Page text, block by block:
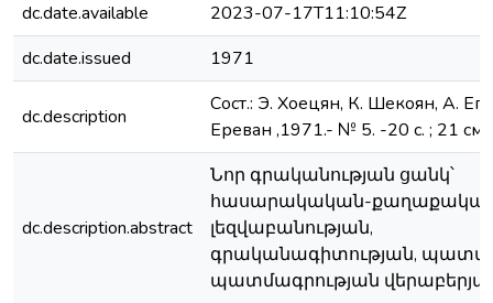
dc.date.available
2023-07-17T11:10:54Z
dc.date.issued
1971
dc.description
Сост.: Э. Хоецян, К. Шекоян, А.
Ереван ,1971.- № 5. -20 с. ; 21 см.
dc.description.abstract
Նոր գրականության ցանկ՝
հասարակական-
լեզվաբանության,
գրականագիտության,
պատմագրության վերաբերյալ